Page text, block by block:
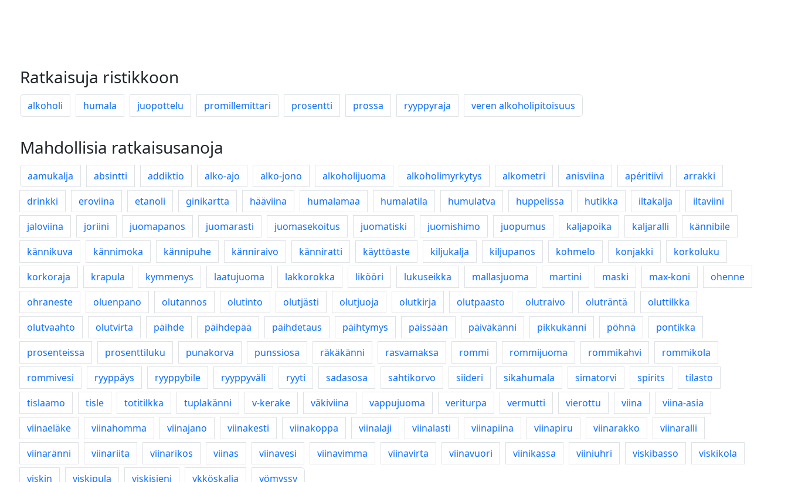
Ratkaisuja ristikkoon
alkoholi humala juopottelu promillemittari prosentti prossa ryyppyraja veren alkoholipitoisuus
Mahdollisia ratkaisusanoja
aamukalja absintti addiktio alko-ajo alko-jono alkoholijuoma alkoholimyrkytys alkometri anisviina apéritiivi
arrakki
drinkki
eroviina etanoli ginikartta hääviina humalamaa humalatila humulatva huppelissa hutikka iltakalja
iltaviini
jaloviina
joriini juomapanos juomarasti juomasekoitus juomatiski juomishimo juopumus kaljapoika kaljaralli
kännibile
kännikuva
kännimoka kännipuhe känniraivo känniratti käyttöaste kiljukalja kiljupanos kohmelo konjakki
korkoluku
korkoraja
krapula kymmenys laatujuoma lakkorokka likööri lukuseikka mallasjuoma martini maski max-koni
ohenne
ohraneste
oluenpano olutannos olutinto olutjästi olutjuoja olutkirja olutpaasto olutraivo oluträntä
oluttilkka
olutvaahto
olutvirta päihde päihdepää päihdetaus päihtymys päissään päiväkänni pikkukänni pöhnä
pontikka
prosenteissa
prosenttiluku punakorva punssiosa räkäkänni rasvamaksa rommi rommijuoma rommikahvi
rommikola
rommivesi
ryyppäys ryyppybile ryyppyväli ryyti sadasosa sahtikorvo siideri sikahumala simatorvi spirits
tilasto
tislaamo
tisle totitilkka tuplakänni v-kerake väkiviina vappujuoma veriturpa vermutti vierottu viina
viina-asia
viinaeläke
viinahomma viinajano viinakesti viinakoppa viinalaji viinalasti viinapiina viinapiru viinarakko
viinaralli
viinaränni
viinariita viinarikos viinas viinavesi viinavimma viinavirta viinavuori viinikassa viiniuhri viskibasso
viskikola
viskin
viskipula viskisieni ykköskalja yömyssy